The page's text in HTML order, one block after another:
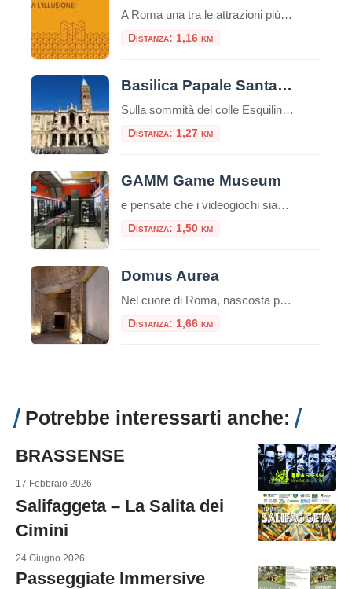
A Roma una tra le attrazioni più insolite, divertenti e interessanti del mondo: il Museo delle Illusioni. Dal 12 novembre la venue internazionale sarà aperta al pubblico della capitale, in via Merulana 17. Roma è infatti la 38° città nel mondo – la seconda in Italia dopo Milano – ad avere una sede del museo interattivo […]
Distanza: 1,16 km
Basilica Papale Santa Maria Maggiore
Sulla sommità del colle Esquilino sorge la Basilica di Santa Maria Maggiore (o Basilica Liberiana), una delle quattro basiliche papali di Roma. Secondo la leggenda papa Liberio costruì una chiesa nel luogo, in cui, nella notte tra il 4 ed il 5 agosto del 358, sarebbe apparsa la neve sul colle dell’Esquilino, un evento miracoloso […]
Distanza: 1,27 km
GAMM Game Museum
e pensate che i videogiochi siano solo un passatempo moderno, il GAMM Game Museum di Roma è pronto a farvi cambiare idea. Situato a pochi passi dalla Stazione Termini, questo spazio non è una semplice sala giochi, ma un vero e proprio polo culturale riconosciuto, dove la storia del medium interattivo viene preservata, studiata e, […]
Distanza: 1,50 km
Domus Aurea
Nel cuore di Roma, nascosta per secoli sotto le fondamenta di monumenti successivi, giace una delle residenze più stravaganti e controverse mai costruite: la Domus Aurea, la Casa Dorata dell’imperatore Nerone. Più che un palazzo, fu un’utopia personale, un complesso colossale che ridefinì il concetto di lusso imperiale. Oggi, visitarla non è come entrare in […]
Distanza: 1,66 km
Potrebbe interessarti anche:
BRASSENSE
17 Febbraio 2026
Salifaggeta – La Salita dei
Cimini
24 Giugno 2026
Passeggiate Immersive